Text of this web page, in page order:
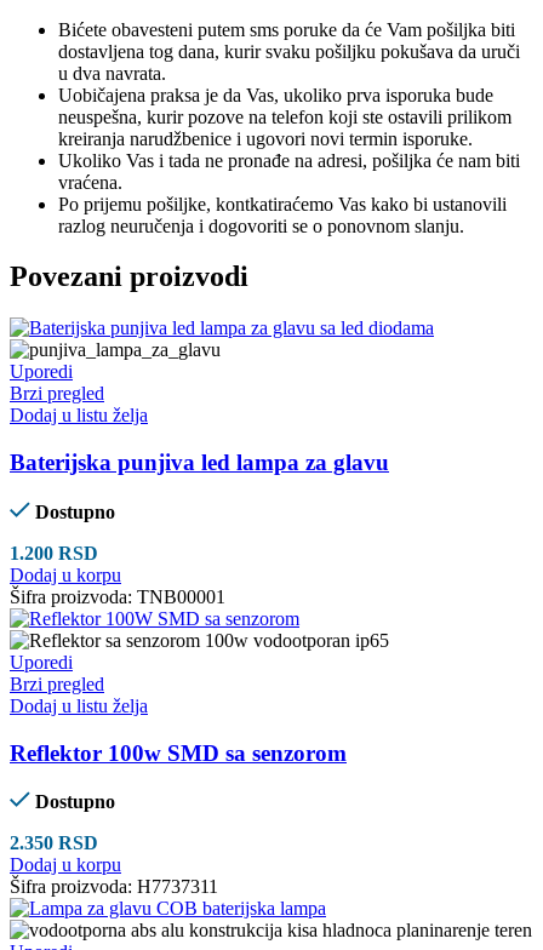
Bićete obavesteni putem sms poruke da će Vam pošiljka biti
dostavljena tog dana, kurir svaku pošiljku pokušava da uruči
u dva navrata.
Uobičajena praksa je da Vas, ukoliko prva isporuka bude
neuspešna, kurir pozove na telefon koji ste ostavili prilikom
kreiranja narudžbenice i ugovori novi termin isporuke.
Ukoliko Vas i tada ne pronađe na adresi, pošiljka će nam biti
vraćena.
Po prijemu pošiljke, kontkatiraćemo Vas kako bi ustanovili
razlog neuručenja i dogovoriti se o ponovnom slanju.
Povezani proizvodi
Uporedi
Brzi pregled
Dodaj u listu želja
Baterijska punjiva led lampa za glavu
Dostupno
1.200 RSD
Dodaj u korpu
Šifra proizvoda: TNB00001
Uporedi
Brzi pregled
Dodaj u listu želja
Reflektor 100w SMD sa senzorom
Dostupno
2.350 RSD
Dodaj u korpu
Šifra proizvoda: H7737311